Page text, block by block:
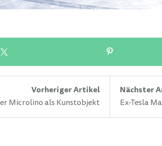
Vorheriger Artikel
Microlino als Kunstobjekt
Nächster
Ex-Tesla